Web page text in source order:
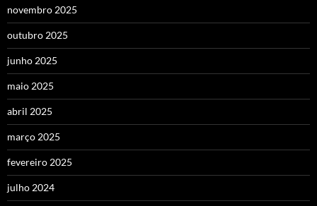
novembro 2025
outubro 2025
junho 2025
maio 2025
abril 2025
março 2025
fevereiro 2025
julho 2024